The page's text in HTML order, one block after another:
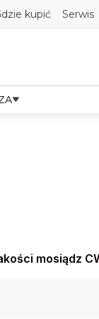
kupić Serwis
mosiądz